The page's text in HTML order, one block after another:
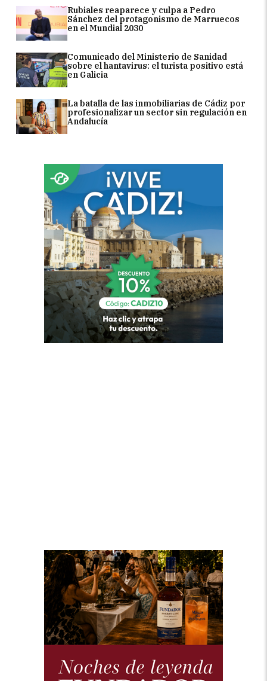
Rubiales reaparece y culpa a Pedro
Sánchez del protagonismo de Marruecos
en el Mundial 2030
Comunicado del Ministerio de Sanidad
sobre el hantavirus: el turista positivo está
en Galicia
La batalla de las inmobiliarias de Cádiz por
profesionalizar un sector sin regulación en
Andalucía